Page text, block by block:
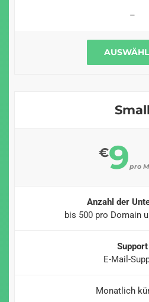
–
Small
€9pro
Anzahl der
bis 500 pro Domain
Support
E-Mail-
Monatlich